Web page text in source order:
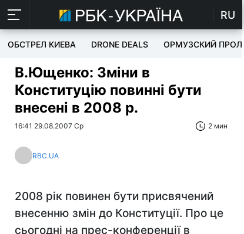
RU
ОБСТРЕЛ КИЕВА DRONE DEALS ОРМУЗСКИЙ
В.Ющенко: Зміни в
Конституцію повинні бути
внесені в 2008 р.
16:41 29.08.2007 Ср 2 мин
RBC.UA
2008 рік повинен бути присвячений
внесенню змін до Конституції. Про це
сьогодні на прес-конференції в